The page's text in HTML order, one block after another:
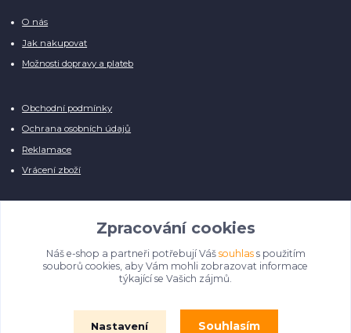
O nás
Jak nakupovat
Možnosti dopravy a plateb
Obchodní podmínky
Ochrana osobních údajů
Reklamace
Vrácení zboží
Manuálně pro Vás kontrolujeme každý produkt, přesto se může stát, že u
několika z nich je vyobrazen pouze obrázek informativního charakteru.
Omlouváme se, na úpravě databáze pilně pracujeme.
Zpracování cookies
Náš e-shop a partneři potřebují Váš souhlass použitím
souborů cookies, aby Vám mohli zobrazovat informace
týkající se Vašich zájmů.
Nastavení Souhlasím